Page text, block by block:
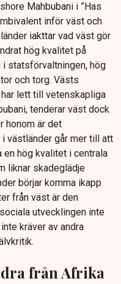
Mahbubani i ”Has
inför väst och
iakttar vad väst gör
hög kvalitet på
i statsförvaltningen, hög
och torg. Västs
lett till vetenskapliga
tenderar väst dock
honom är det
västländer går mer till att
en hög kvalitet i centrala
liknar skadeglädje
börjar komma ikapp
från väst är den
utvecklingen inte
kräver av andra
från Afrika